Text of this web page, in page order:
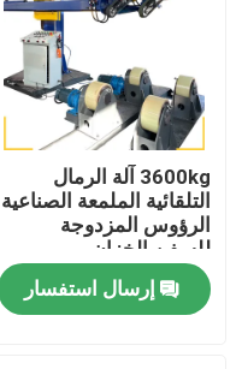
3600kg آلة الرمال
التلقائية الملمعة الصناعية
الرؤوس المزدوجة
للسفن الخزان
إرسال استفسار